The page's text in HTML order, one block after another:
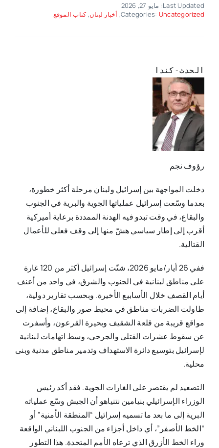
Last Updated: مايو 27, 2026
Categories: Uncategorized
, أخبار لبنان,كتاب الموقع
الحدث-كندا
رؤوف نجم
دخلت المواجهة بين إسرائيل ولبنان مرحلة أكثر خطورة،
بعدما وسّعت إسرائيل عملياتها الجوية والبرية في الجنوب
والبقاع، في وقت تبدو فيه الهدنة الممددة برعاية أميركية
أقرب إلى إطار سياسي هشّ منها إلى وقف فعلي للأعمال
القتالية.
ففي 26 أيار/مايو 2026، شنّت إسرائيل أكثر من 120 غارة
على مناطق لبنانية في الجنوب والشرق، في واحد من أعنف
أيام القصف خلال الأسابيع الأخيرة. وبحسب تقارير دولية،
طاولت الضربات مناطق في محيط صور والبقاع، إضافة إلى
مواقع قريبة من قلعة الشقيف وبحيرة القرعون، وأسفرت
عن سقوط عشرات القتلى والجرحى، وسط اتهامات لبنانية
لإسرائيل بتوسيع دائرة الاستهداف وتدمير مناطق مدنية وبنى
محلية.
التصعيد لم يقتصر على الغارات الجوية. فقد أكد رئيس
الوزراء الإسرائيلي بنيامين نتنياهو أن الجيش وسّع عملياته
البرية إلى ما بعد ما تسميه إسرائيل “المنطقة الأمنية” أو
“الخط الأصفر”، أي داخل أجزاء من الجنوب اللبناني الواقعة
وراء الخط الأزرق الذي ترعاه الأمم المتحدة. هذا التطور